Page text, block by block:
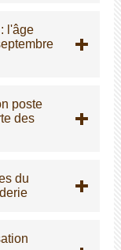
l'âge
poste
des
du